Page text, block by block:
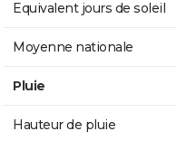
Equivalent jours de soleil
Moyenne nationale
Pluie
Hauteur de pluie